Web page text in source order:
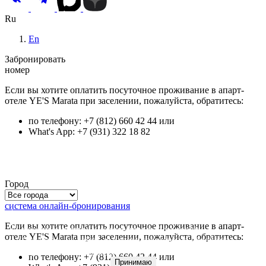
Ru
En
Забронировать
номер
Если вы хотите оплатить посуточное проживание в апарт-
отеле YE'S Marata при заселении, пожалуйста, обратитесь:
по телефону: +7 (812) 660 42 44 или
What's App: +7 (931) 322 18 82
Город
система онлайн-бронирования
Если вы хотите оплатить посуточное проживание в апарт-
отеле YE'S Marata при заселении, пожалуйста, обратитесь:
по телефону: +7 (812) 660 42 44 или
посещаемости мы используем файлыcookie.
Оставаясь на сайте, вы даете согласие на обработку
Принимаю